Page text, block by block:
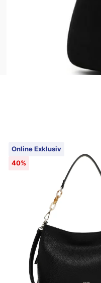
Online Exklusiv
40%